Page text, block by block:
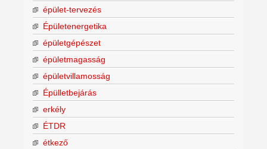
épület-tervezés
Épületenergetika
épületgépészet
épületmagasság
épületvillamosság
Épülletbejárás
erkély
ÉTDR
étkező